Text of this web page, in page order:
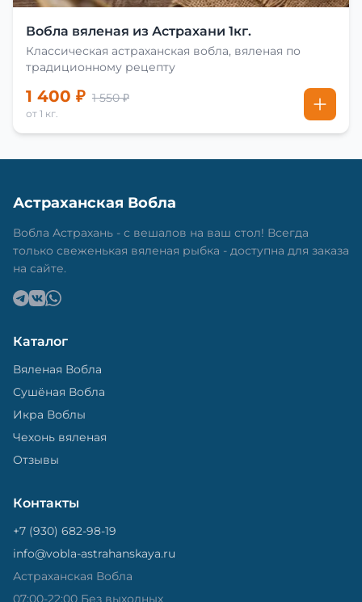
Вобла вяленая из Астрахани 1кг.
Классическая астраханская вобла, вяленая по
традиционному рецепту
1 400 ₽ 1 550 ₽
от 1 кг.
Астраханская Вобла
Вобла Астрахань - с вешалов на ваш стол! Всегда
только свеженькая вяленая рыбка - доступна для заказа
на сайте.
Каталог
Вяленая Вобла
Сушёная Вобла
Икра Воблы
Чехонь вяленая
Отзывы
Контакты
+7 (930) 682-98-19
info@vobla-astrahanskaya.ru
Астраханская Вобла
07:00-22:00 Без выходных